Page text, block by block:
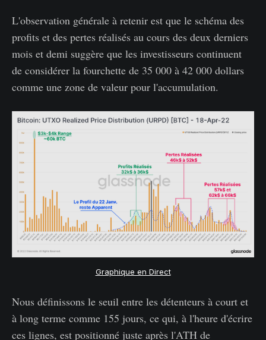
L'observation générale à retenir est que le schéma des
profits et des pertes réalisés au cours des deux derniers
mois et demi suggère que les investisseurs continuent
de considérer la fourchette de 35 000 à 42 000 dollars
comme une zone de valeur pour l'accumulation.
Graphique en Direct
Nous définissons le seuil entre les détenteurs à court et
à long terme comme 155 jours, ce qui, à l'heure d'écrire
ces lignes, est positionné juste après l'ATH de